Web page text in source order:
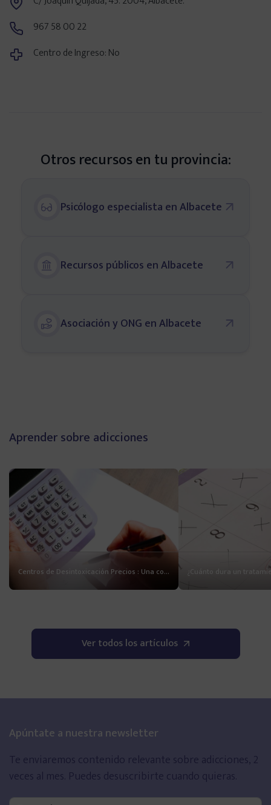
Centros en tu provincia
Madrid
Bilbao
Oviedo
Toledo
Ciudad Real
Infórmate y aprende
Historias reales
Directorios
Psicólogos
967 58 00 22
Centro de Ingreso: No
Otros recursos en tu provincia:
Psicólogo especialista en Albacete
Recursos públicos en Albacete
Asociación y ONG en Albacete
Aprender sobre adicciones
Centros de Desintoxicación Precios : Una consulta habitual en internet
Ver todos los artículos
Apúntate a nuestra newsletter
Te enviaremos contenido relevante sobre adicciones, 2
veces al mes. Puedes desuscribirte cuando quieras.